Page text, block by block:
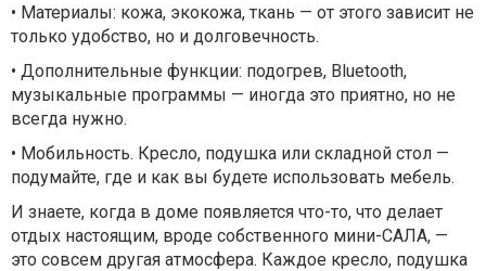
• Материалы: кожа, экокожа, ткань — от этого зависит не
только удобство, но и долговечность.
• Дополнительные функции: подогрев, Bluetooth,
музыкальные программы — иногда это приятно, но не
всегда нужно.
• Мобильность. Кресло, подушка или складной стол —
подумайте, где и как вы будете использовать мебель.
И знаете, когда в доме появляется что-то, что делает
отдых настоящим, вроде собственного мини-САЛА, —
это совсем другая атмосфера. Каждое кресло, подушка